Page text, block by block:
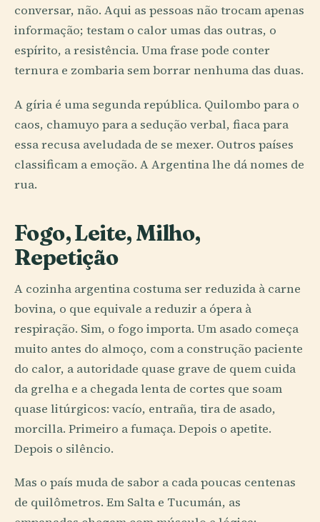
conversar, não. Aqui as pessoas não trocam apenas
informação; testam o calor umas das outras, o
espírito, a resistência. Uma frase pode conter
ternura e zombaria sem borrar nenhuma das duas.
A gíria é uma segunda república. Quilombo para o
caos, chamuyo para a sedução verbal, fiaca para
essa recusa aveludada de se mexer. Outros países
classificam a emoção. A Argentina lhe dá nomes de
rua.
Fogo, Leite, Milho,
Repetição
A cozinha argentina costuma ser reduzida à carne
bovina, o que equivale a reduzir a ópera à
respiração. Sim, o fogo importa. Um asado começa
muito antes do almoço, com a construção paciente
do calor, a autoridade quase grave de quem cuida
da grelha e a chegada lenta de cortes que soam
quase litúrgicos: vacío, entraña, tira de asado,
morcilla. Primeiro a fumaça. Depois o apetite.
Depois o silêncio.
Mas o país muda de sabor a cada poucas centenas
de quilômetros. Em Salta e Tucumán, as